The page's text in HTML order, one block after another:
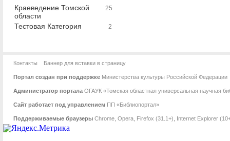
25
Краеведение Томской
области
2
Тестовая Категория
Контакты Баннер для вставки в страницу
Портал создан при поддержке Министерства культуры Российской Федерации
Администратор портала ОГАУК «Томская областная универсальная научная
Сайт работает под управлением ПП «Библиопортал»
Поддерживаемые браузеры Chrome Opera Firefox (31.1+) Internet Explorer